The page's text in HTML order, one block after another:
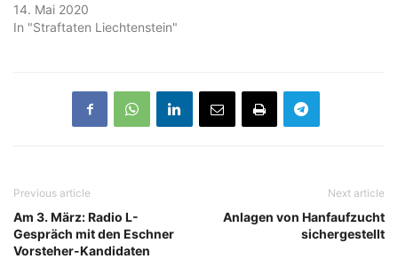
14. Mai 2020
In "Straftaten Liechtenstein"
Previous article
Am 3. März: Radio L-
Gespräch mit den Eschner
Vorsteher-Kandidaten
Next article
Anlagen von Hanfaufzucht
sichergestellt